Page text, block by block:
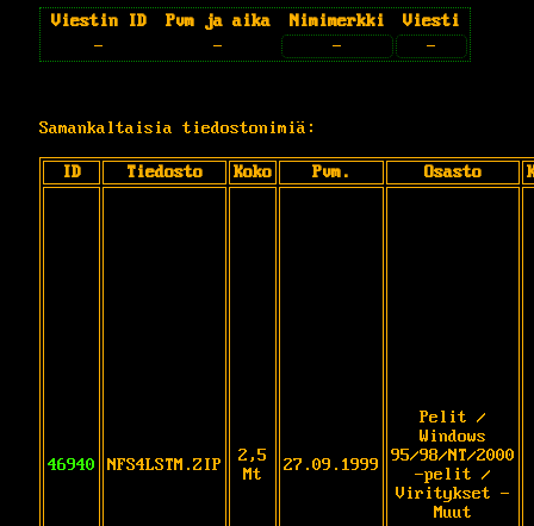
Viestin ID Pvm ja aika Nimimerkki
Viesti
-
- - -
Samankaltaisia tiedostonimiä:
ID Tiedosto Koko Pvm. Osasto
46940 NFS4LSTM.ZIP
2,5
Mt
27.09.1999
Pelit /
Windows
95/98/NT/2000
-pelit /
Viritykset -
Muut